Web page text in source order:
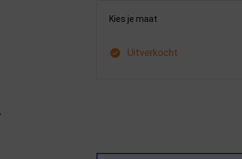
Kies je maat
Uitverkocht